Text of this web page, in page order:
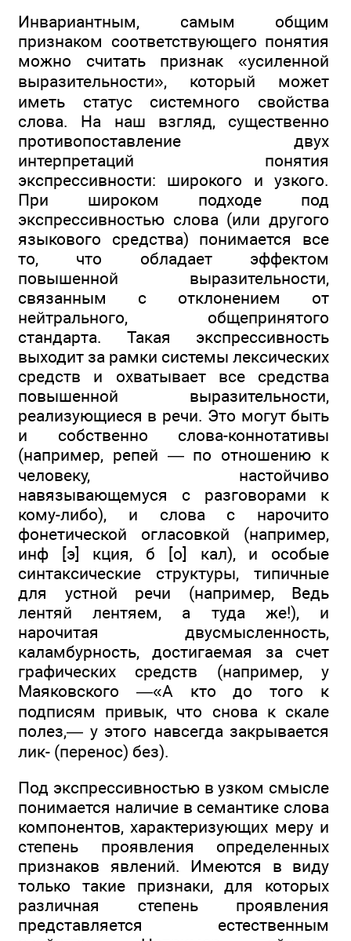
Инвариантным, самым общим
признаком соответствующего понятия
можно считать признак «усиленной
выразительности», который может
иметь статус системного свойства
слова. На наш взгляд, существенно
противопоставление двух
интерпретаций понятия
экспрессивности: широкого и узкого.
При широком подходе под
экспрессивностью слова (или другого
языкового средства) понимается все
то, что обладает эффектом
повышенной выразительности,
связанным с отклонением от
нейтрального, общепринятого
стандарта. Такая экспрессивность
выходит за рамки системы лексических
средств и охватывает все средства
повышенной выразительности,
реализующиеся в речи. Это могут быть
и собственно слова-коннотативы
(например, репей — по отношению к
человеку, настойчиво
навязывающемуся с разговорами к
кому-либо), и слова с нарочито
фонетической огласовкой (например,
инф [э] кция, б [о] кал), и особые
синтаксические структуры, типичные
для устной речи (например, Ведь
лентяй лентяем, а туда же!), и
нарочитая двусмысленность,
каламбурность, достигаемая за счет
графических средств (например, у
Маяковского —«А кто до того к
подписям привык, что снова к скале
полез,— у этого навсегда закрывается
лик- (перенос) без).
Под экспрессивностью в узком смысле
понимается наличие в семантике слова
компонентов, характеризующих меру и
степень проявления определенных
признаков явлений. Имеются в виду
только такие признаки, для которых
различная степень проявления
представляется естественным